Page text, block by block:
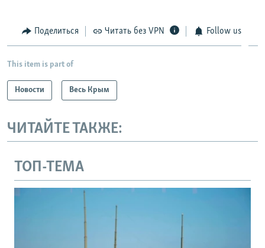
Поделиться Читать без VPN Follow us
This item is part of
Новости Весь Крым
ЧИТАЙТЕ ТАКЖЕ:
ТОП-ТЕМА